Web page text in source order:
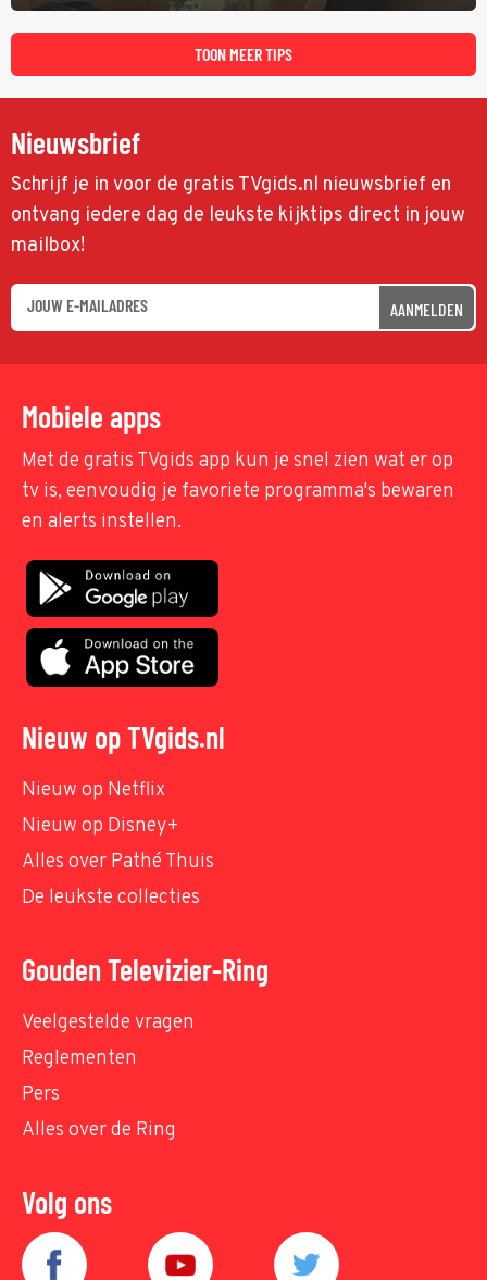
TOON MEER TIPS
Nieuwsbrief
Schrijf je in voor de gratis TVgids.nl nieuwsbrief en
ontvang iedere dag de leukste kijktips direct in jouw
mailbox!
AANMELDEN
Mobiele apps
Met de gratis TVgids app kun je snel zien wat er op
tv is, eenvoudig je favoriete programma's bewaren
en alerts instellen.
Nieuw op TVgids.nl
Nieuw op Netflix
Nieuw op Disney+
Alles over Pathé Thuis
De leukste collecties
Gouden Televizier-Ring
Veelgestelde vragen
Reglementen
Pers
Alles over de Ring
Volg ons